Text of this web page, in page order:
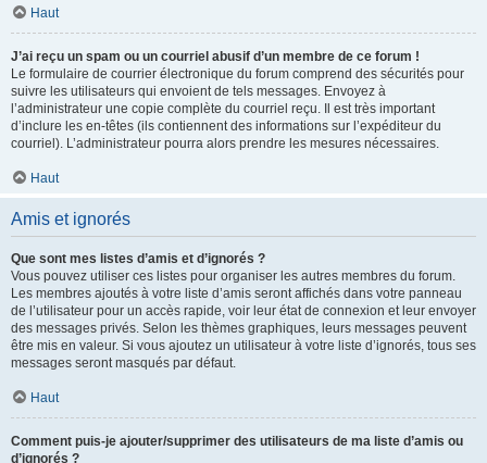
Haut
J’ai reçu un spam ou un courriel abusif d’un membre de ce forum !
Le formulaire de courrier électronique du forum comprend des sécurités pour
suivre les utilisateurs qui envoient de tels messages. Envoyez à
l’administrateur une copie complète du courriel reçu. Il est très important
d’inclure les en-têtes (ils contiennent des informations sur l’expéditeur du
courriel). L’administrateur pourra alors prendre les mesures nécessaires.
Haut
Amis et ignorés
Que sont mes listes d’amis et d’ignorés ?
Vous pouvez utiliser ces listes pour organiser les autres membres du forum.
Les membres ajoutés à votre liste d’amis seront affichés dans votre panneau
de l’utilisateur pour un accès rapide, voir leur état de connexion et leur envoyer
des messages privés. Selon les thèmes graphiques, leurs messages peuvent
être mis en valeur. Si vous ajoutez un utilisateur à votre liste d’ignorés, tous ses
messages seront masqués par défaut.
Haut
Comment puis-je ajouter/supprimer des utilisateurs de ma liste d’amis ou
d’ignorés ?